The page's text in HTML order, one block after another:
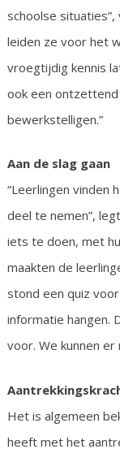
schoolse
leiden ze voor het
vroegtijdig kennis
ook een
bewerkstelligen.”
Aan de slag gaan
“Leerlingen vinden
deel te nemen”,
iets te doen, met
maakten de
stond een quiz
informatie hangen.
voor. We kunnen
Het is algemeen
heeft met het